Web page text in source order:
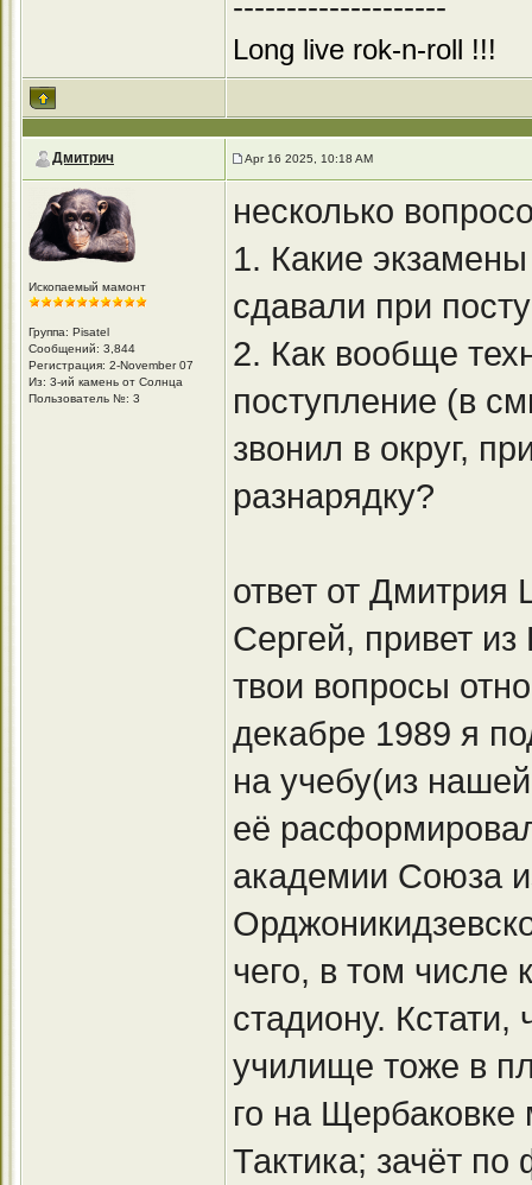
--------------------
Long live rok-n-roll !!!
Дмитрич Apr 16 2025, 10:18 AM
Ископаемый мамонт
Группа: Pisatel
Сообщений: 3,844
Регистрация: 2-November 07
Из: 3-ий камень от Солнца
Пользователь №: 3
несколько
1. Какие
сдавали при
2. Как вообще
поступление (в
звонил в округ,
разнарядку?
ответ от
Сергей, привет
твои вопросы
декабре 1989 я
на учебу(из
её
академии Союза
чего, в том числе
стадиону. Кстати,
училище тоже в
го на
Тактика; зачёт